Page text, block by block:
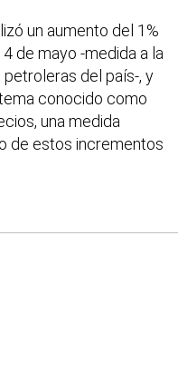
un aumento del 1%
de mayo -medida a la
del país-, y
conocido como
una medida
de estos incrementos